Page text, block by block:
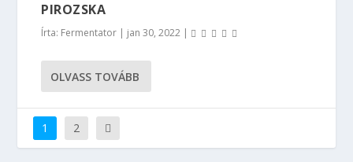
PIROZSKA
Írta: Fermentator | jan 30, 2022 |
OLVASS TOVÁBB
1 2